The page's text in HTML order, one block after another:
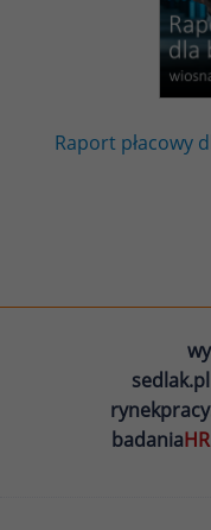
Raport płacowy
sedlak.pl
badaniaHR